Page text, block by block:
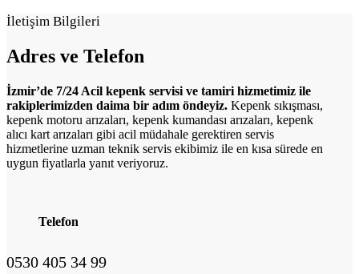
İletişim Bilgileri
Adres ve Telefon
İzmir’de 7/24 Acil kepenk servisi ve tamiri hizmetimiz ile
rakiplerimizden daima bir adım öndeyiz. Kepenk sıkışması,
kepenk motoru arızaları, kepenk kumandası arızaları, kepenk
alıcı kart arızaları gibi acil müdahale gerektiren servis
hizmetlerine uzman teknik servis ekibimiz ile en kısa sürede en
uygun fiyatlarla yanıt veriyoruz.
Telefon
0530 405 34 99